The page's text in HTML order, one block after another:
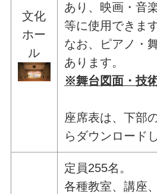
文化
ホー
ル
あり、映画・音
等に使用できます
なお、ピアノ・
あります。
※舞台図面・技
座席表は、下部
らダウンロード
定員255名。
各種教室、講座